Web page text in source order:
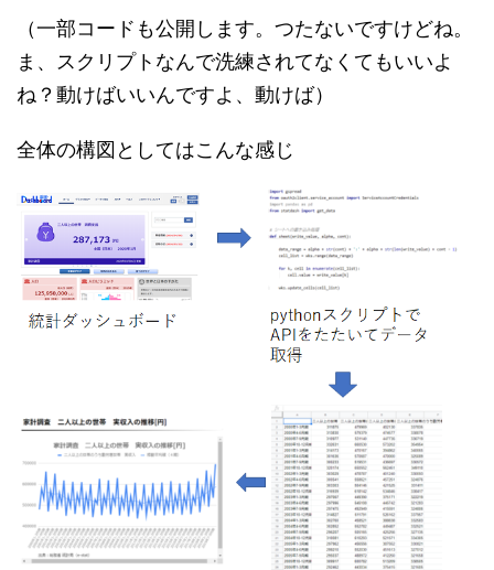
（一部コードも公開します。つたないですけどね。
ま、スクリプトなんで洗練されてなくてもいいよ
ね？動けばいいんですよ、動けば）
全体の構図としてはこんな感じ